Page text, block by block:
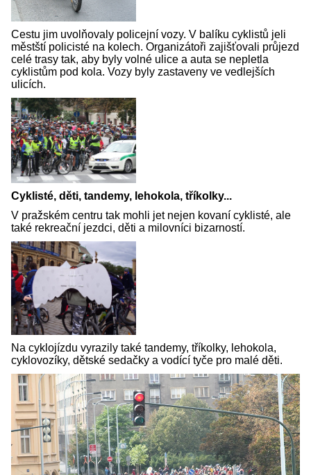
Cestu jim uvolňovaly policejní vozy. V balíku cyklistů jeli
městští policisté na kolech. Organizátoři zajišťovali průjezd
celé trasy tak, aby byly volné ulice a auta se nepletla
cyklistům pod kola. Vozy byly zastaveny ve vedlejších
ulicích.
Cyklisté, děti, tandemy, lehokola, tříkolky...
V pražském centru tak mohli jet nejen kovaní cyklisté, ale
také rekreační jezdci, děti a milovníci bizarností.
Na cyklojízdu vyrazily také tandemy, tříkolky, lehokola,
cyklovozíky, dětské sedačky a vodící tyče pro malé děti.